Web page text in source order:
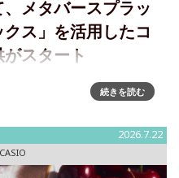
メタバースプラッ
クス」を活用したコ
スタート
層に向けた新たなブランド体
撃ウオッチ“G-SHOCK”の
続きを読む
2026.7.22
CASIO